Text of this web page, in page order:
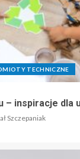
TECHNICZNE
– inspiracje dla
Szczepaniak